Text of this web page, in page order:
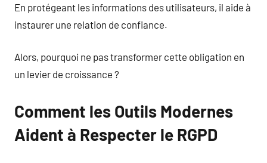
En protégeant les informations des utilisateurs, il aide à
instaurer une relation de confiance.
Alors, pourquoi ne pas transformer cette obligation en
un levier de croissance ?
Comment les Outils Modernes
Aident à Respecter le RGPD